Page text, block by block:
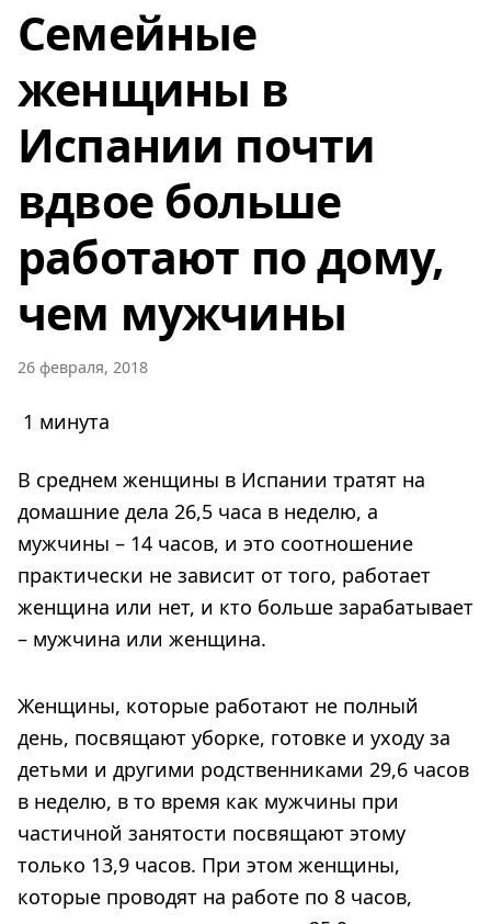
Семейные
женщины в
Испании почти
вдвое больше
работают по дому,
чем мужчины
26 февраля, 2018
1 минута
В среднем женщины в Испании тратят на
домашние дела 26,5 часа в неделю, а
мужчины – 14 часов, и это соотношение
практически не зависит от того, работает
женщина или нет, и кто больше зарабатывает
– мужчина или женщина.
Женщины, которые работают не полный
день, посвящают уборке, готовке и уходу за
детьми и другими родственниками 29,6 часов
в неделю, в то время как мужчины при
частичной занятости посвящают этому
только 13,9 часов. При этом женщины,
которые проводят на работе по 8 часов,